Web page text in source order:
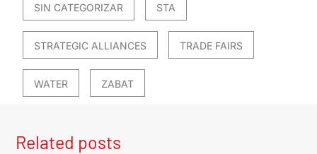
SIN CATEGORIZAR STA
STRATEGIC ALLIANCES TRADE FAIRS
WATER ZABAT
Related posts